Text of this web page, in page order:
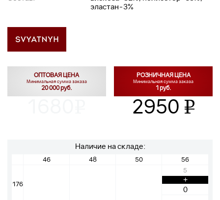
эластан-3%
ОПТОВАЯ ЦЕНА
Минимальная сумма заказа
20 000 руб.
РОЗНИЧНАЯ ЦЕНА
Минимальная сумма заказа
1 руб.
2950 v
Наличие на складе:
46 48 50 56
176
5
+